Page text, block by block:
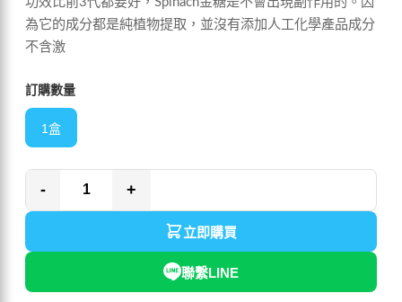
為它的成分都是純植物提取，並沒有添加人工化學產品成分
不含激
訂購數量
1盒
- +
立即購買
聯繫LINE